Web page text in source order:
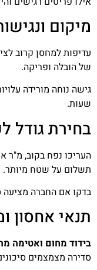
מיקום
עדיפות למחסן קרוב
של הובלה ופריקה.
גישה נוחה מורידה
שעות.
בחירת גודל
העריכו נפח בקוב, מ"ר
תשלום על שטח מיותר.
בדקו אם החברה מציעה
תנאי אחסון
בידוד מחום ואטימה
סדירה מצמצמים